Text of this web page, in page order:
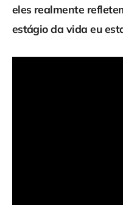
eles realmente
estágio da vida eu